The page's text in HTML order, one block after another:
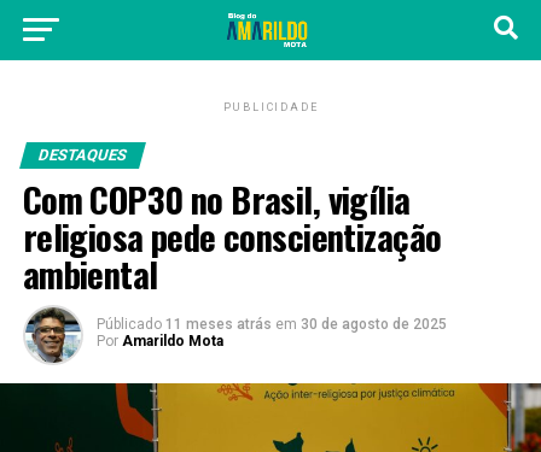
PUBLICIDADE
DESTAQUES
Com COP30 no Brasil, vigília
religiosa pede conscientização
ambiental
Públicado 11 meses atrás em 30 de agosto de 2025
Por Amarildo Mota